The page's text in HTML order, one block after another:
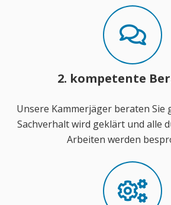
2. kompetente
Unsere Kammerjäger beraten Sie
Sachverhalt wird geklärt und alle
Arbeiten werden